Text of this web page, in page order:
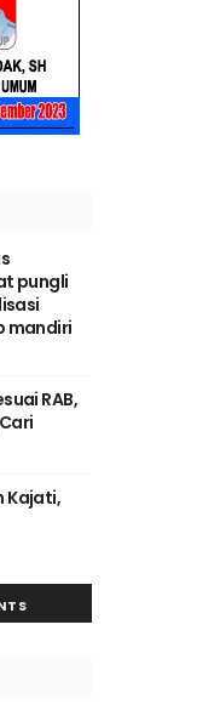
pungli
mandiri
RAB,
Kajati,